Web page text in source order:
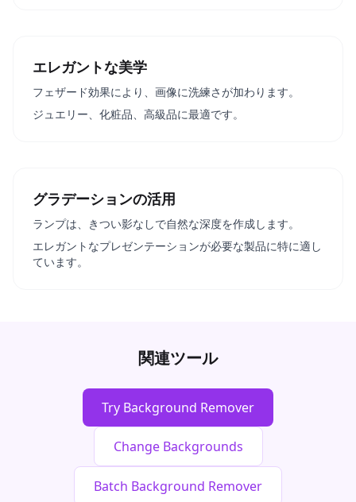
エレガントな美学
フェザード効果により、画像に洗練さが加わります。
ジュエリー、化粧品、高級品に最適です。
グラデーションの活用
ランプは、きつい影なしで自然な深度を作成します。
エレガントなプレゼンテーションが必要な製品に特に適し
ています。
関連ツール
Try Background Remover
Change Backgrounds
Batch Background Remover